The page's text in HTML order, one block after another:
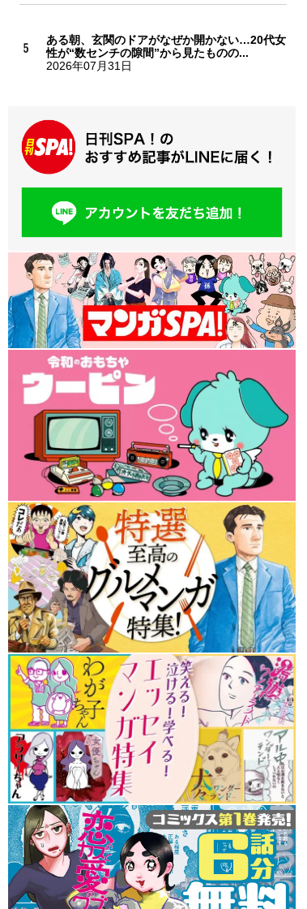
ある朝、玄関のドアがなぜか開かない…20代女
性が“数センチの隙間”から見たものの...
2026年07月31日